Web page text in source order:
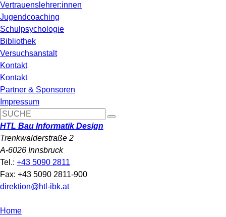
Vertrauenslehrer:innen
Jugendcoaching
Schulpsychologie
Bibliothek
Versuchsanstalt
Kontakt
Kontakt
Partner & Sponsoren
Impressum
HTL Bau Informatik Design
Trenkwalderstraße 2
A-6026 Innsbruck
Tel.: +43 5090 2811
Fax: +43 5090 2811-900
direktion@htl-ibk.at
Home